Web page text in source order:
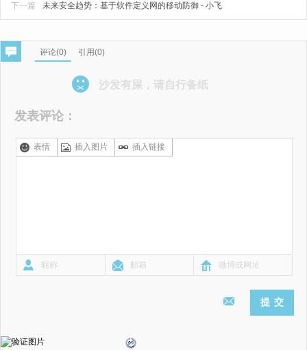
未来安全趋势：基于软件定义网的移动防御 - 小飞
下一篇
评论(0) 引用(0)
沙发有屎，请自行备纸
发表评论：
表情 插入图片 插入链接